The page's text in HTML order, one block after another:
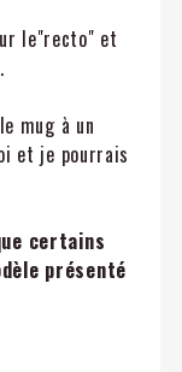
le"recto" et
mug à un
et je pourrais
certains
présenté